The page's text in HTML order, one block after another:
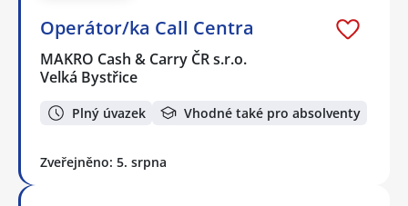
Operátor/ka Call Centra
MAKRO Cash & Carry ČR s.r.o.
Velká Bystřice
Plný úvazek Vhodné také pro absolventy
Zveřejněno: 5. srpna